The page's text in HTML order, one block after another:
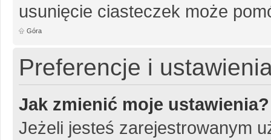
usunięcie ciasteczek może
Góra
Preferencje i
Jak zmienić moje ustawienia?
Jeżeli jesteś zarejestrowanym